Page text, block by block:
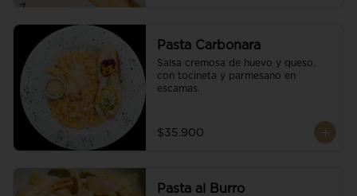
Pasta Carbonara
Salsa cremosa de huevo y queso,
con tocineta y parmesano en
escamas.
$35.900
Pasta al Burro